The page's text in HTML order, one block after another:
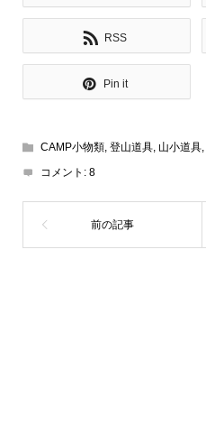
RSS
Pin it
CAMP小物類, 登山道具, 山小道具,
コメント: 8